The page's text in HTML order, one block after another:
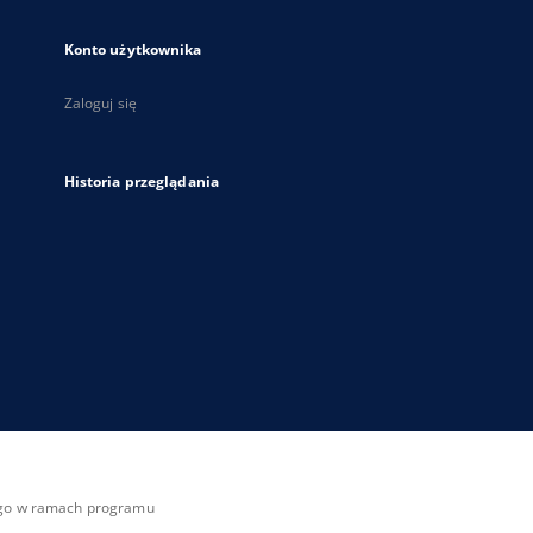
Konto użytkownika
Zaloguj się
Historia przeglądania
w ramach programu